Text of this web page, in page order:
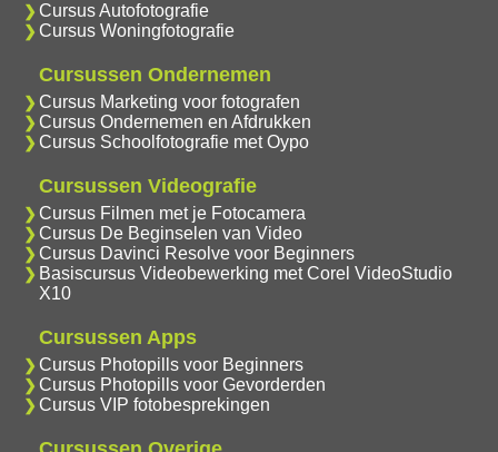
Cursus Autofotografie
Cursus Woningfotografie
Cursussen Ondernemen
Cursus Marketing voor fotografen
Cursus Ondernemen en Afdrukken
Cursus Schoolfotografie met Oypo
Cursussen Videografie
Cursus Filmen met je Fotocamera
Cursus De Beginselen van Video
Cursus Davinci Resolve voor Beginners
Basiscursus Videobewerking met Corel VideoStudio
X10
Cursussen Apps
Cursus Photopills voor Beginners
Cursus Photopills voor Gevorderden
Cursus VIP fotobesprekingen